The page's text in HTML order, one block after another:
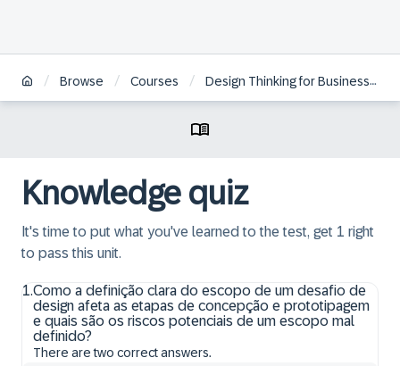
/ Browse / Courses / Design Thinking for Business Innovation - Live Experience | BR
Knowledge quiz
It's time to put what you've learned to the test, get 1 right
to pass this unit.
1.Como a definição clara do escopo de um desafio de
design afeta as etapas de concepção e prototipagem
e quais são os riscos potenciais de um escopo mal
definido?
There are two correct answers.